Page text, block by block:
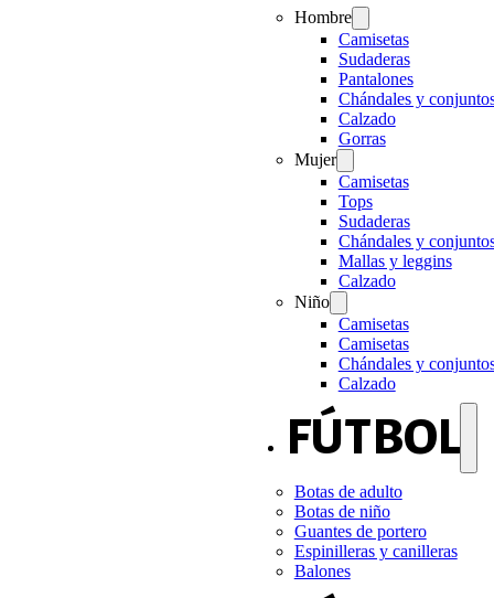
Hombre
Camisetas
Sudaderas
Pantalones
Chándales y
Calzado
Gorras
Mujer
Camisetas
Tops
Sudaderas
Chándales y
Mallas y leggins
Calzado
Niño
Camisetas
Camisetas
Chándales y
Calzado
FÚTBOL
Botas de adulto
Botas de niño
Guantes de portero
Espinilleras y canilleras
Balones